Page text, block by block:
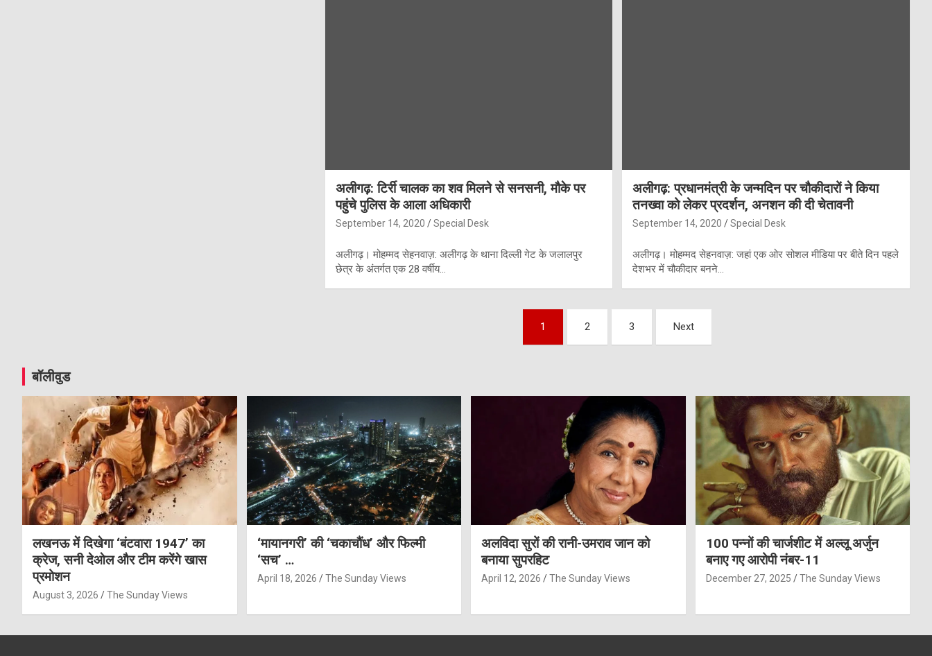
अलीगढ़: टिर्री चालक का शव मिलने से सनसनी, मौके पर
पहुंचे पुलिस के आला अधिकारी
September 14, 2020 Special Desk
अलीगढ़। मोहम्मद सेहनवाज़: अलीगढ़ के थाना दिल्ली गेट के जलालपुर
छेत्र के अंतर्गत एक 28 वर्षीय…
अलीगढ़: प्रधानमंत्री के जन्मदिन पर चौकीदारों ने किया
तनख्वा को लेकर प्रदर्शन, अनशन की दी चेतावनी
September 14, 2020 Special Desk
अलीगढ़। मोहम्मद सेहनवाज़: जहां एक ओर सोशल मीडिया पर बीते दिन पहले
देशभर में चौकीदार बनने…
1 2 3 Next
बॉलीवुड
लखनऊ में दिखेगा ‘बंटवारा 1947’ का
क्रेज, सनी देओल और टीम करेंगे खास
प्रमोशन
August 3, 2026 The Sunday Views
‘मायानगरी’ की ‘चकाचौंध’ और फिल्मी
‘सच’ …
April 18, 2026 The Sunday Views
अलविदा सुरों की रानी-उमराव जान को
बनाया सुपरहिट
April 12, 2026 The Sunday Views
100 पन्नों की चार्जशीट में अल्लू अर्जुन
बनाए गए आरोपी नंबर-11
December 27, 2025 The Sunday Views